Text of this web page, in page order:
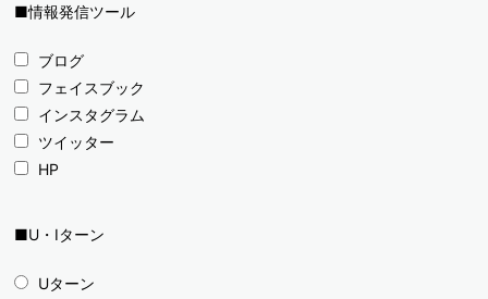
■情報発信ツール
ブログ
フェイスブック
インスタグラム
ツイッター
HP
■U・Iターン
Uターン